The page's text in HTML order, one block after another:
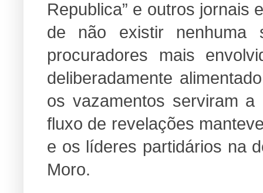
Republica” e outros jornais
de não existir nenhuma
procuradores mais
deliberadamente
os vazamentos serviram
fluxo de revelações
e os líderes partidários na
Moro.